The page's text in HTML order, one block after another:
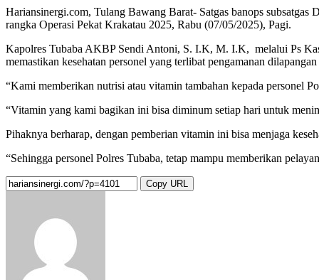
Hariansinergi.com, Tulang Bawang Barat- Satgas banops subsatgas
rangka Operasi Pekat Krakatau 2025, Rabu (07/05/2025), Pagi.
Kapolres Tubaba AKBP Sendi Antoni, S. I.K, M. I.K, melalui Ps
memastikan kesehatan personel yang terlibat pengamanan
“Kami memberikan nutrisi atau vitamin tambahan kepada personel
“Vitamin yang kami bagikan ini bisa diminum setiap hari untuk
Pihaknya berharap, dengan pemberian vitamin ini bisa menjaga
“Sehingga personel Polres Tubaba, tetap mampu memberikan
Copy URL